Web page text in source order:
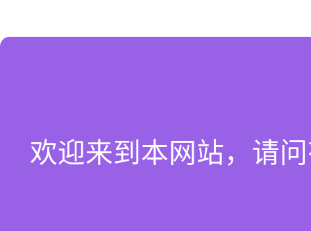
欢迎来到本网站，请